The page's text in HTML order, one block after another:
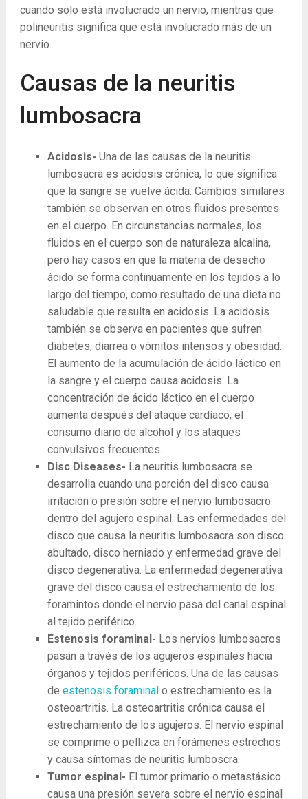
cuando solo está involucrado un nervio, mientras que
polineuritis significa que está involucrado más de un
nervio.
Causas de la neuritis
lumbosacra
Acidosis- Una de las causas de la neuritis
lumbosacra es acidosis crónica, lo que significa
que la sangre se vuelve ácida. Cambios similares
también se observan en otros fluidos presentes
en el cuerpo. En circunstancias normales, los
fluidos en el cuerpo son de naturaleza alcalina,
pero hay casos en que la materia de desecho
ácido se forma continuamente en los tejidos a lo
largo del tiempo, como resultado de una dieta no
saludable que resulta en acidosis. La acidosis
también se observa en pacientes que sufren
diabetes, diarrea o vómitos intensos y obesidad.
El aumento de la acumulación de ácido láctico en
la sangre y el cuerpo causa acidosis. La
concentración de ácido láctico en el cuerpo
aumenta después del ataque cardíaco, el
consumo diario de alcohol y los ataques
convulsivos frecuentes.
Disc Diseases- La neuritis lumbosacra se
desarrolla cuando una porción del disco causa
irritación o presión sobre el nervio lumbosacro
dentro del agujero espinal. Las enfermedades del
disco que causa la neuritis lumbosacra son disco
abultado, disco herniado y enfermedad grave del
disco degenerativa. La enfermedad degenerativa
grave del disco causa el estrechamiento de los
foramintos donde el nervio pasa del canal espinal
al tejido periférico.
Estenosis foraminal- Los nervios lumbosacros
pasan a través de los agujeros espinales hacia
órganos y tejidos periféricos. Una de las causas
de estenosis foraminal o estrechamiento es la
osteoartritis. La osteoartritis crónica causa el
estrechamiento de los agujeros. El nervio espinal
se comprime o pellizca en forámenes estrechos
y causa síntomas de neuritis lumboscra.
Tumor espinal- El tumor primario o metastásico
causa una presión severa sobre el nervio espinal